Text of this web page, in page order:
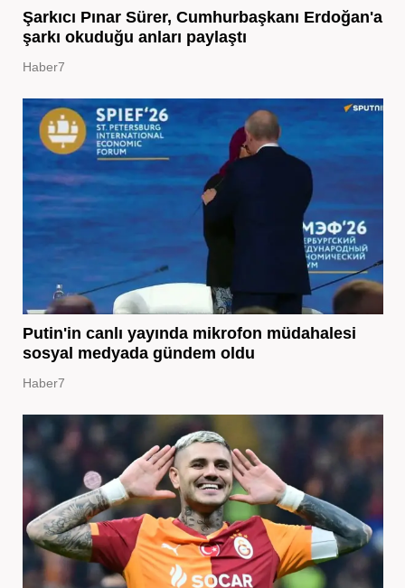
Şarkıcı Pınar Sürer, Cumhurbaşkanı Erdoğan'a
şarkı okuduğu anları paylaştı
Haber7
Putin'in canlı yayında mikrofon müdahalesi
sosyal medyada gündem oldu
Haber7